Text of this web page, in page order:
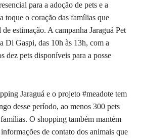
para a adoção de pets e a
toque o coração das famílias que
estimação. A campanha Jaraguá Pet
Di Gaspi, das 10h às 13h, com a
dez pets disponíveis para a posse
Jaraguá e o projeto #meadote tem
desse período, ao menos 300 pets
O shopping também mantém
de contato dos animais que